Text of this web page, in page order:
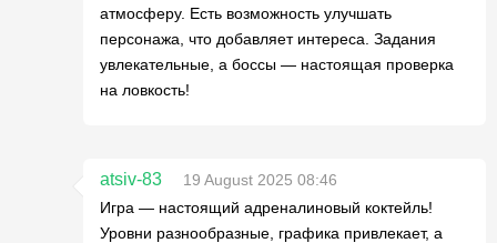
атмосферу. Есть возможность улучшать
персонажа, что добавляет интереса. Задания
увлекательные, а боссы — настоящая проверка
на ловкость!
atsiv-83
19 August 2025 08:46
Игра — настоящий адреналиновый коктейль!
Уровни разнообразные, графика привлекает, а